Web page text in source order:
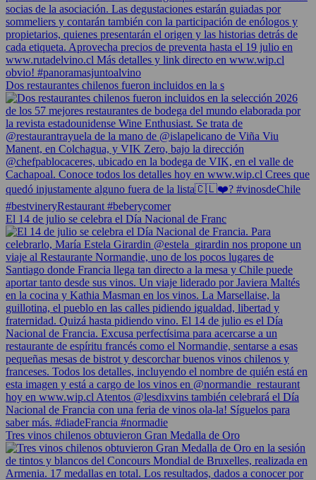
Dos restaurantes chilenos fueron incluidos en la s
El 14 de julio se celebra el Día Nacional de Franc
Tres vinos chilenos obtuvieron Gran Medalla de Oro